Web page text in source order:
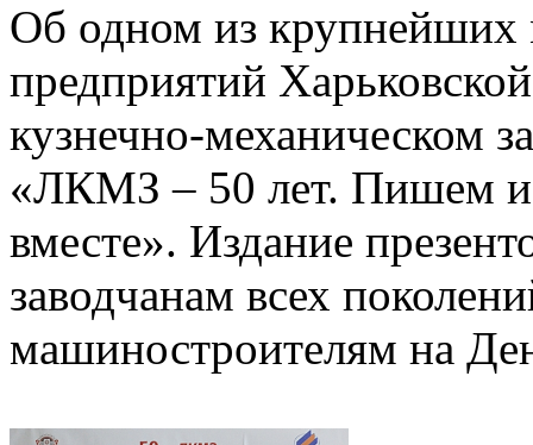
Об одном из
предприятий
кузнечно-механическом
«ЛКМЗ – 50 лет. Пишем
вместе». Издание
заводчанам всех
машиностроителям на